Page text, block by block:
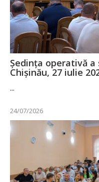
Ședința operativă
Chișinău, 27 iulie
...
24/07/2026